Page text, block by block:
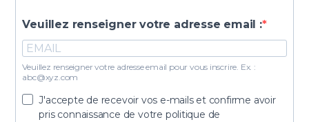
Veuillez renseigner votre adresse email :
Veuillez renseigner votre adresse email pour vous inscrire. Ex. :
abc@xyz.com
J'accepte de recevoir vos e-mails et confirme avoir
pris connaissance de votre politique de